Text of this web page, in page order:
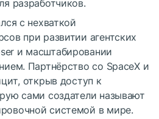
разработчиков.
с нехваткой
при развитии агентских
и масштабировании
Партнёрство со SpaceX и
открыв доступ к
сами создатели называют
системой в мире.